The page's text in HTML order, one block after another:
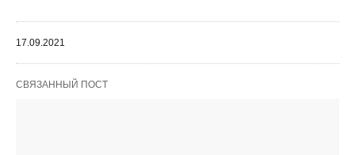
17.09.2021
СВЯЗАННЫЙ ПОСТ